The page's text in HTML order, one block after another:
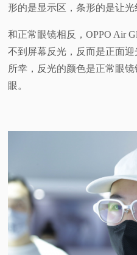
形的是显示区，条形的是让光
和正常眼镜相反，OPPO Air
不到屏幕反光，反而是正面迎
所幸，反光的颜色是正常眼
眼。